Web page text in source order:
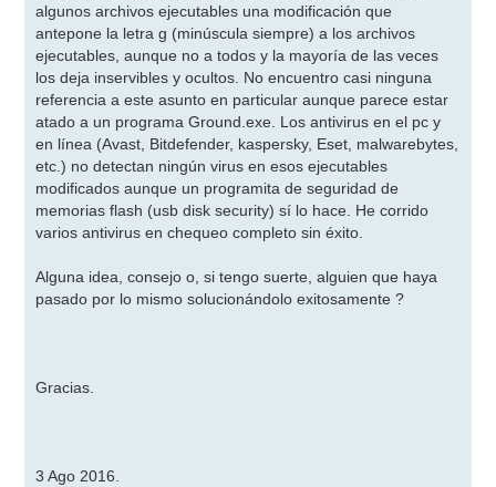
a
j
e
algunos archivos ejecutables una modificación que
antepone la letra g (minúscula siempre) a los archivos
ejecutables, aunque no a todos y la mayoría de las veces
los deja inservibles y ocultos. No encuentro casi ninguna
referencia a este asunto en particular aunque parece estar
atado a un programa Ground.exe. Los antivirus en el pc y
en línea (Avast, Bitdefender, kaspersky, Eset, malwarebytes,
etc.) no detectan ningún virus en esos ejecutables
modificados aunque un programita de seguridad de
memorias flash (usb disk security) sí lo hace. He corrido
varios antivirus en chequeo completo sin éxito.
Alguna idea, consejo o, si tengo suerte, alguien que haya
pasado por lo mismo solucionándolo exitosamente ?
Gracias.
3 Ago 2016.